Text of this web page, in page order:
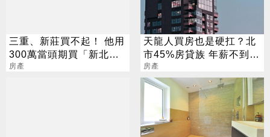
三重、新莊買不起！ 他用
300萬當頭期買「新北蛋
殼區」 網搖頭：真的難
房產
天龍人買房也是硬扛？北
市45%房貸族 年薪不到百
萬
房產